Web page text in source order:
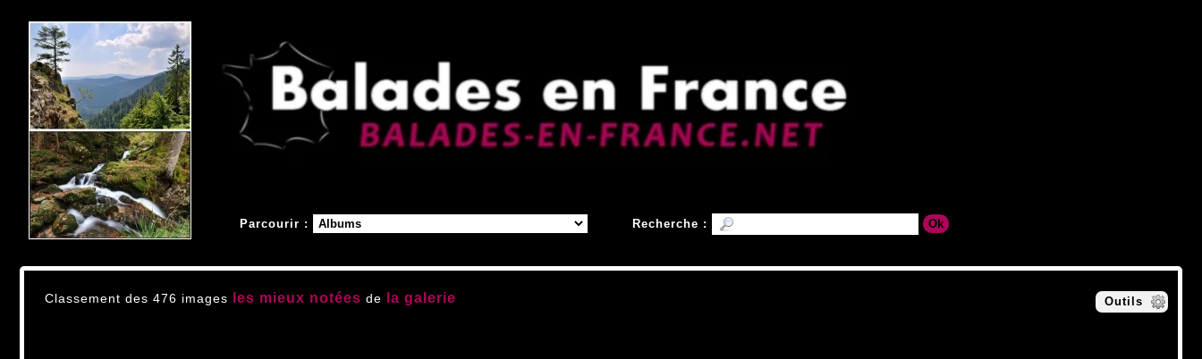
Parcourir : Recherche :
Outils
Classement des 476 images les mieux notées de la galerie